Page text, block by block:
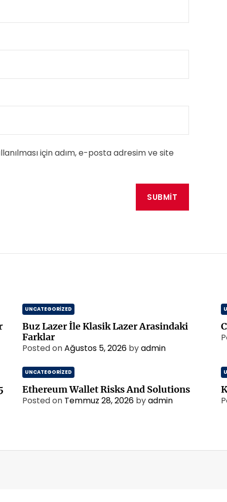
için adım, e-posta adresim ve site
UNCATEGORIZED
Buz Lazer İle Klasik Lazer Arasindaki
Farklar
Posted onAğustos 5, 2026 byadmin
UNCATEGORIZED
Ethereum Wallet Risks And Solutions
Posted on Temmuz 28, 2026 byadmin